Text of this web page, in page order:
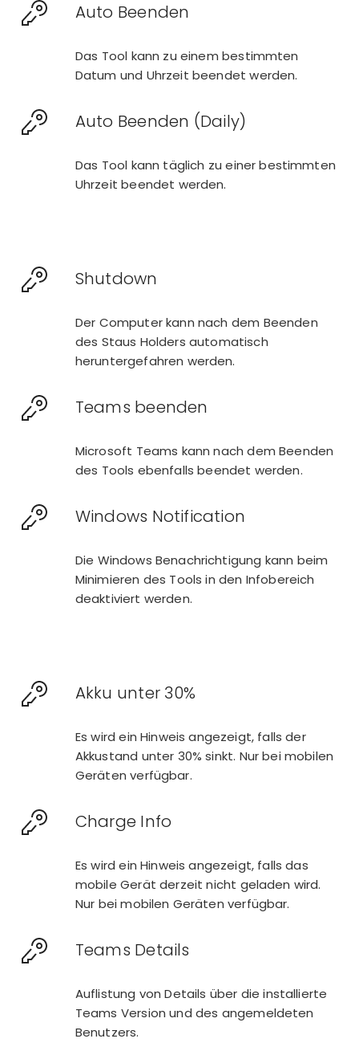
Auto Beenden
Das Tool kann zu einem bestimmten
Datum und Uhrzeit beendet werden.
Auto Beenden (Daily)
Das Tool kann täglich zu einer bestimmten
Uhrzeit beendet werden.
Shutdown
Der Computer kann nach dem Beenden
des Staus Holders automatisch
heruntergefahren werden.
Teams beenden
Microsoft Teams kann nach dem Beenden
des Tools ebenfalls beendet werden.
Windows Notification
Die Windows Benachrichtigung kann beim
Minimieren des Tools in den Infobereich
deaktiviert werden.
Akku unter 30%
Es wird ein Hinweis angezeigt, falls der
Akkustand unter 30% sinkt. Nur bei mobilen
Geräten verfügbar.
Charge Info
Es wird ein Hinweis angezeigt, falls das
mobile Gerät derzeit nicht geladen wird.
Nur bei mobilen Geräten verfügbar.
Teams Details
Auflistung von Details über die installierte
Teams Version und des angemeldeten
Benutzers.